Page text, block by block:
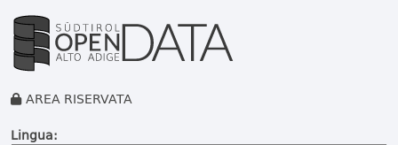
AREA RISERVATA
Lingua